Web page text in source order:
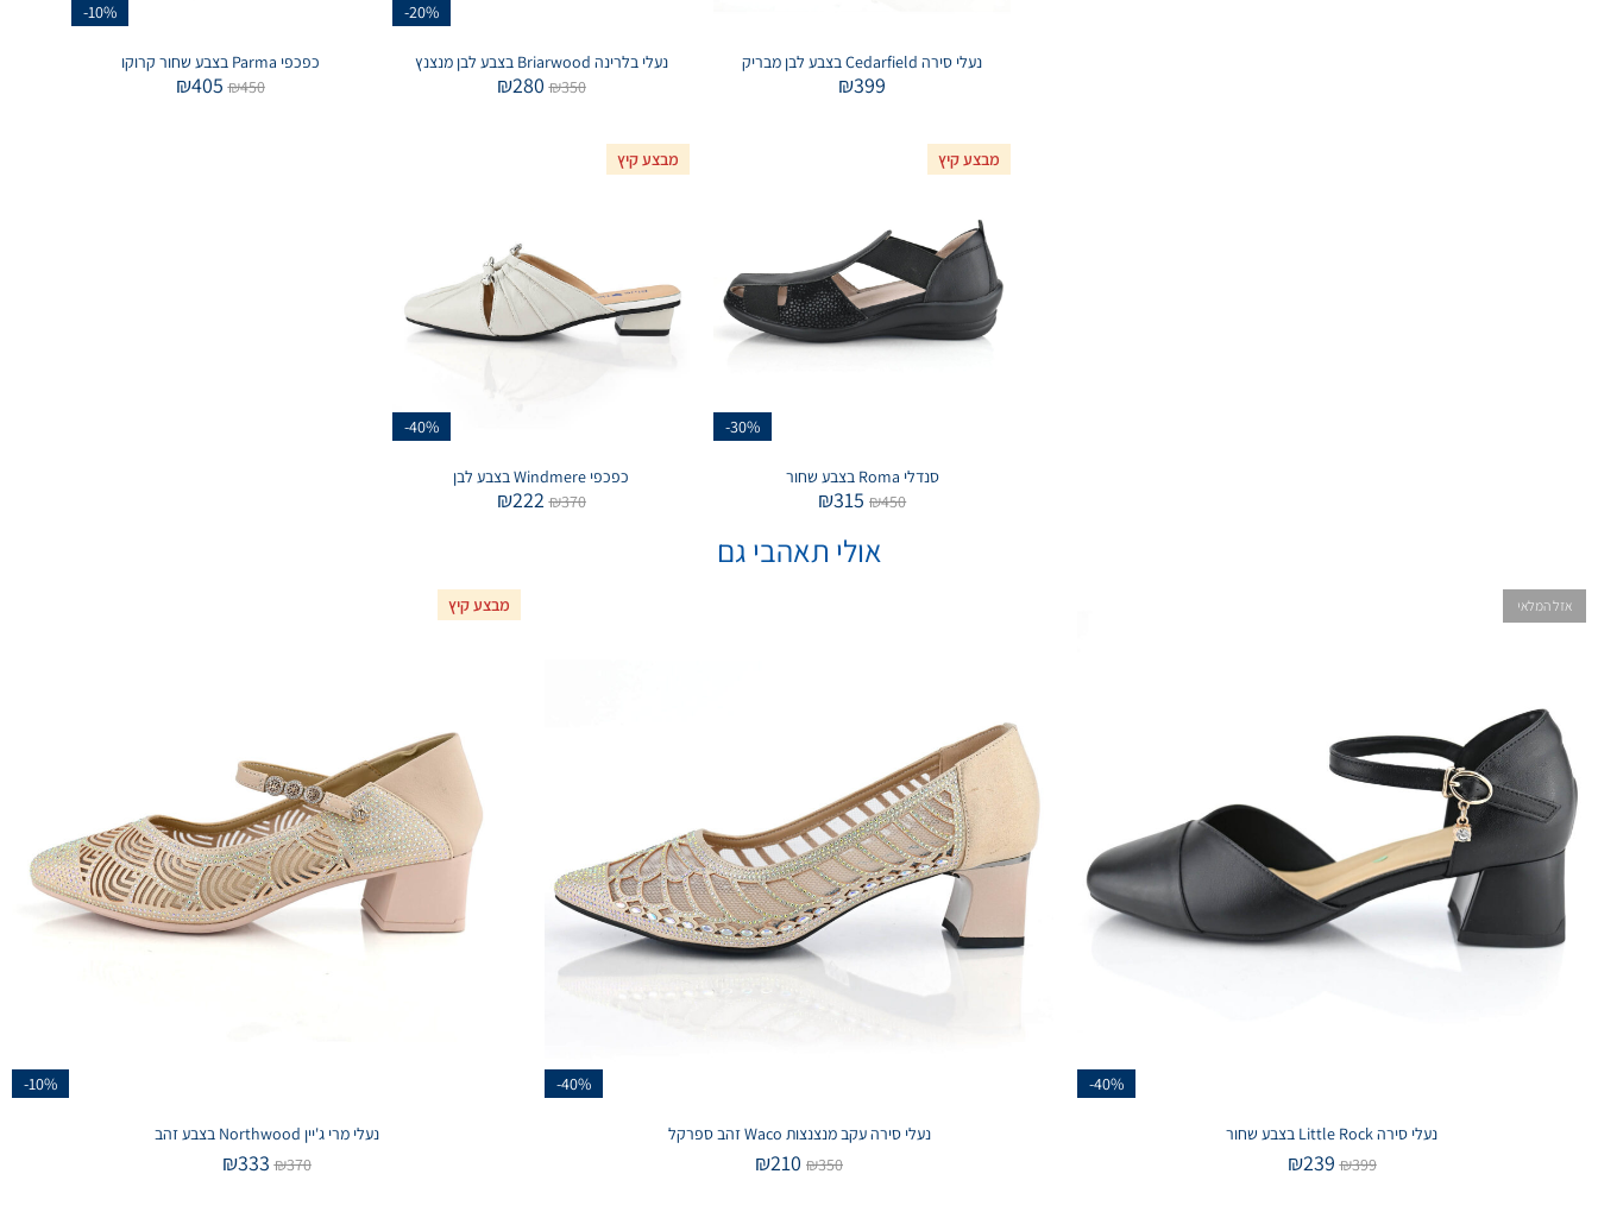
נעלי סירה Cedarfield בצבע לבן מבריק
₪399
-20%
נעלי בלרינה Briarwood בצבע לבן מנצנץ
₪350
₪280
-10%
כפכפי Parma בצבע שחור קרוקו
₪450
₪405
מבצע קיץ
-30%
סנדלי Roma בצבע שחור
₪450
₪315
מבצע קיץ
-40%
כפכפי Windmere בצבע לבן
₪370
₪222
אולי תאהבי גם
-40%
אזל המלאי
נעלי סירה Little Rock בצבע שחור
₪399
₪239
-40%
נעלי סירה עקב מנצנצות Waco זהב ספרקל
₪350
₪210
מבצע קיץ
-10%
נעלי מרי ג'יין Northwood בצבע זהב
₪370
₪333